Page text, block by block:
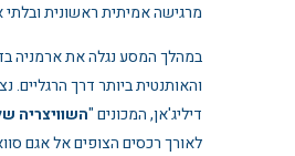
מרגישה אמיתית ראשונית
במהלך המסע נגלה את ארמניה
והאותנטית ביותר דרך הרגליים.
דיליג'אן, המכונים "השוויצריה
לאורך רכסים הצופים אל אגם